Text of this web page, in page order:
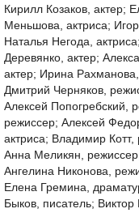
Кирилл Козаков, актер;
Меньшова, актриса;
Наталья Негода,
Деревянко, актер;
актер; Ирина
Дмитрий Черняков,
Алексей Попогребский,
режиссер; Алексей
актриса; Владимир
Анна Меликян,
Ангелина Никонова,
Елена Гремина,
Быков, писатель;